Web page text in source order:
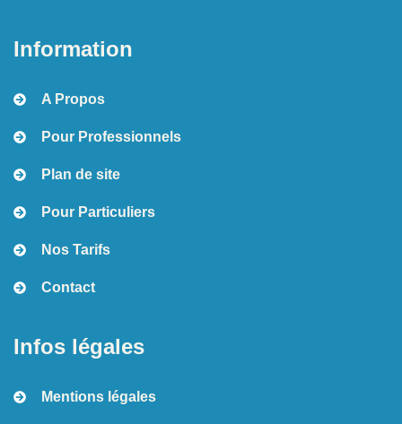
Information
A Propos
Pour Professionnels
Plan de site
Pour Particuliers
Nos Tarifs
Contact
Infos légales
Mentions légales